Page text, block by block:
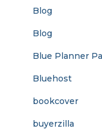
Blog
Blog
Blue Planner
Bluehost
bookcover
buyerzilla